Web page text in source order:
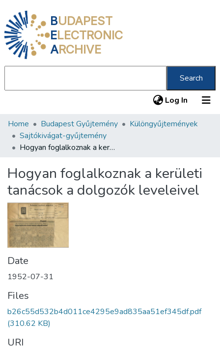
BUDAPEST
ELECTRONIC
ARCHIVE
Search
Log In (current)
Communities & Collections
All of DSpace
About us
Home Budapest Gyűjtemény
Különgyűjtemények
Sajtókivágat-gyűjtemény
Hogyan foglalkoznak a kerületi tanácsok a dolgozók leveleivel
Hogyan foglalkoznak a kerületi
tanácsok a dolgozók leveleivel
Date
1952-07-31
Files
b26c55d532b4d011ce4295e9ad835aa51ef345df.pdf
(310.62 KB)
URI